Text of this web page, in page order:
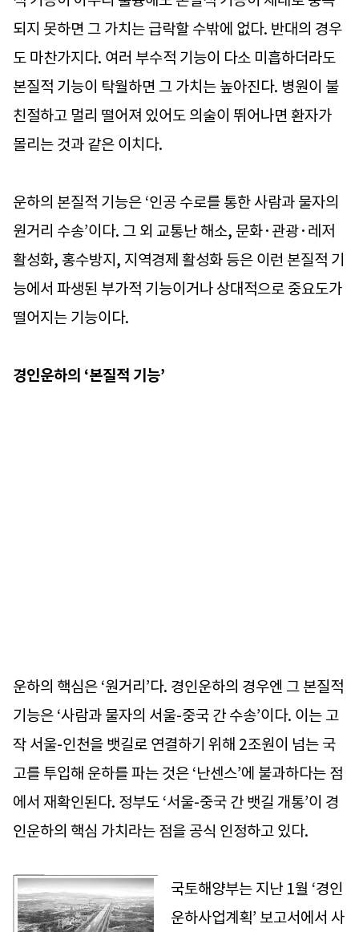
되지 못하면 그 가치는 급락할 수밖에 없다. 반대의 경우
도 마찬가지다. 여러 부수적 기능이 다소 미흡하더라도
본질적 기능이 탁월하면 그 가치는 높아진다. 병원이 불
친절하고 멀리 떨어져 있어도 의술이 뛰어나면 환자가
몰리는 것과 같은 이치다.
운하의 본질적 기능은 ‘인공 수로를 통한 사람과 물자의
원거리 수송’이다. 그 외 교통난 해소, 문화·관광·레저
활성화, 홍수방지, 지역경제 활성화 등은 이런 본질적 기
능에서 파생된 부가적 기능이거나 상대적으로 중요도가
떨어지는 기능이다.
경인운하의 ‘본질적 기능’
운하의 핵심은 ‘원거리’다. 경인운하의 경우엔 그 본질적
기능은 ‘사람과 물자의 서울-중국 간 수송’이다. 이는 고
작 서울-인천을 뱃길로 연결하기 위해 2조원이 넘는 국
고를 투입해 운하를 파는 것은 ‘난센스’에 불과하다는 점
에서 재확인된다. 정부도 ‘서울-중국 간 뱃길 개통’이 경
인운하의 핵심 가치라는 점을 공식 인정하고 있다.
국토해양부는 지난 1월 ‘경인
운하사업계획’ 보고서에서 사